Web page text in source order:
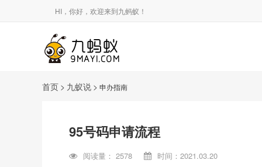
HI，你好，欢迎来到九蚂蚁！
首页 > 九蚁说 > 申办指南
95号码申请流程
阅读量： 2578 时间：2021.03.20